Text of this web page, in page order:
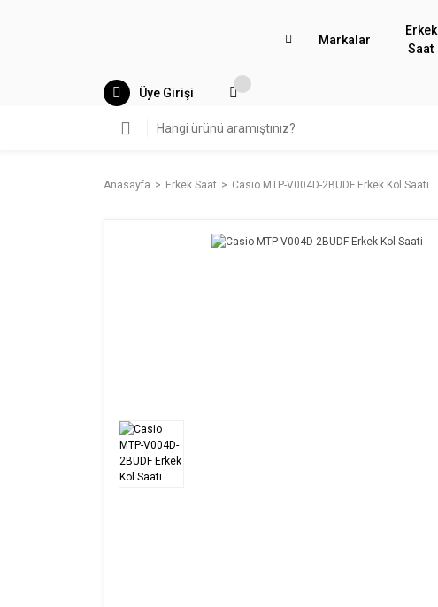
Markalar
Erkek
Saat
Üye Girişi
Anasayfa Erkek Saat Casio MTP-V004D-2BUDF Erkek Kol Saati